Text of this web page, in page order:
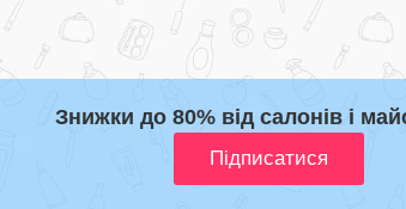
Знижки до 80% від салонів і